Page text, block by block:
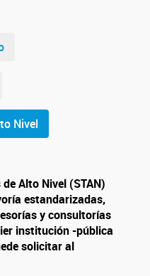
Nivel
Alto Nivel (STAN)
estandarizadas,
y consultorías
institución -pública
solicitar al